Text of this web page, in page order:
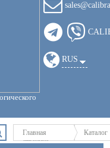
RUS
Главная
страница
Каталог